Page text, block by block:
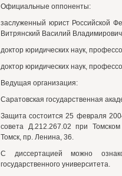
Официальные оппоненты:
заслуженный юрист Российской
Витрянский Василий Владимирович
доктор юридических наук,
доктор юридических наук,
Ведущая организация:
Саратовская государственная
Защита состоится 25 февраля
совета Д.212.267.02 при Томском
Томск, пр. Ленина, 36.
С диссертацией можно
государственного университета.